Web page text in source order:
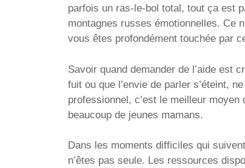
parfois un ras-le-bol total, tout ça est
montagnes russes émotionnelles. Ce
vous êtes profondément touchée par
Savoir quand demander de l’aide est
fuit ou que l’envie de parler s’éteint,
professionnel, c’est le meilleur
beaucoup de jeunes mamans.
Dans les moments difficiles qui
n’êtes pas seule. Les ressources